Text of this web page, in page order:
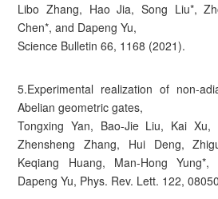
Libo Zhang, Hao Jia, Song Liu*,
Chen*, and Dapeng Yu,
Science Bulletin 66, 1168 (2021).
5.Experimental realization of non-
Abelian geometric gates,
Tongxing Yan, Bao-Jie Liu, Kai
Zhensheng Zhang, Hui Deng,
Keqiang Huang, Man-Hong
Dapeng Yu, Phys. Rev. Lett. 122,